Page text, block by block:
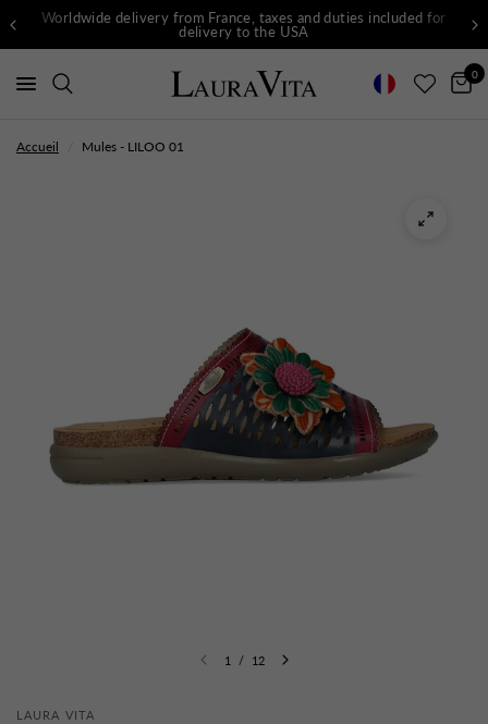
Worldwide delivery from France, taxes and duties included for
delivery to the USA
0
Accueil Mules - LILOO 01
1 / 12
LAURA VITA